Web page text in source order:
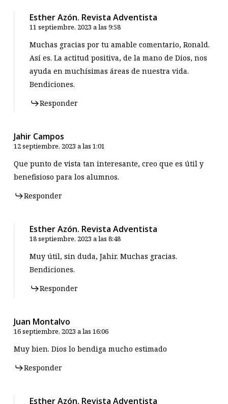
Esther Azón. Revista Adventista
11 septiembre, 2023 a las 9:58
Muchas gracias por tu amable comentario, Ronald.
Así es. La actitud positiva, de la mano de Dios, nos
ayuda en muchísimas áreas de nuestra vida.
Bendiciones.
Responder
Jahir Campos
12 septiembre, 2023 a las 1:01
Que punto de vista tan interesante, creo que es útil y
benefisioso para los alumnos.
Responder
Esther Azón. Revista Adventista
18 septiembre, 2023 a las 8:48
Muy útil, sin duda, Jahir. Muchas gracias.
Bendiciones.
Responder
Juan Montalvo
16 septiembre, 2023 a las 16:06
Muy bien. Dios lo bendiga mucho estimado
Responder
Esther Azón. Revista Adventista